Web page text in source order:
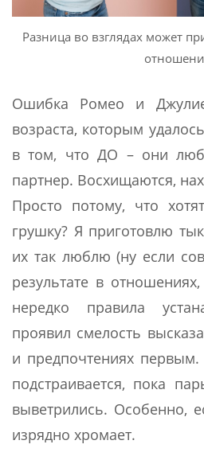
Разница во взглядах может
Ошибка Ромео и
возраста, которым
в том, что ДО – они
партнер. Восхищаются,
Просто потому, что
грушку? Я приготовлю
их так люблю (ну если
результате в
нередко правила
проявил смелость
и предпочтениях
подстраивается, пока
выветрились. Особенно,
изрядно хромает.